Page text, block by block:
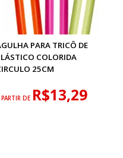
PARA TRICÔ DE
COLORIDA
25CM
DE R$13,29